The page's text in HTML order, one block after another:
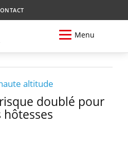
Menu
altitude
doublé pour